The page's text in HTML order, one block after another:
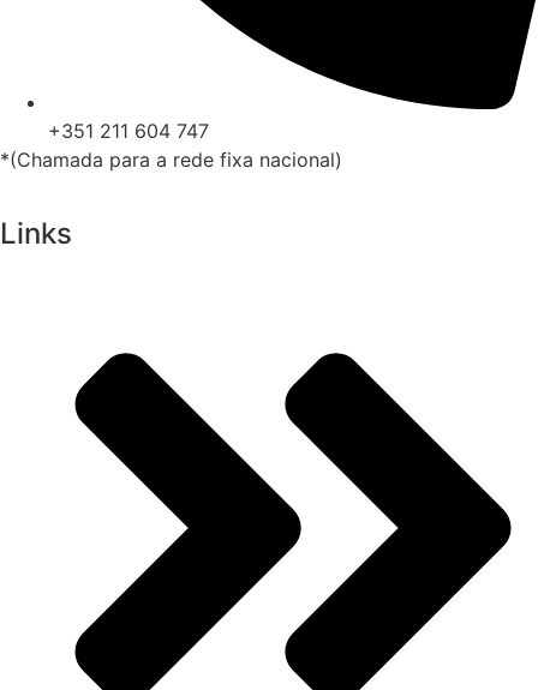
+351 211 604 747
*(Chamada para a rede fixa nacional)
Links